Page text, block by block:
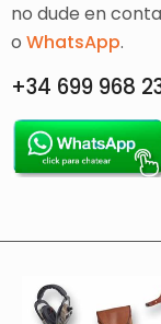
no dude en
o WhatsApp.
+34 699 968